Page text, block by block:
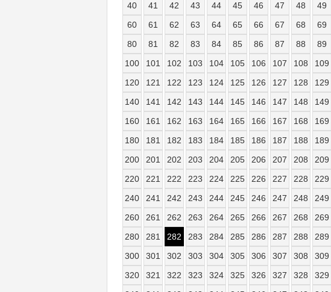
40
41 42 43 44 45 46 47 48 49
60
61 62 63 64 65 66 67 68 69
80
81 82 83 84 85 86 87 88 89
100
101 102 103 104 105 106 107 108 109
120
121 122 123 124 125 126 127 128 129
140
141 142 143 144 145 146 147 148 149
160
161 162 163 164 165 166 167 168 169
180
181 182 183 184 185 186 187 188 189
200
201 202 203 204 205 206 207 208 209
220
221 222 223 224 225 226 227 228 229
240
241 242 243 244 245 246 247 248 249
260
261 262 263 264 265 266 267 268 269
280
281 282 283 284 285 286 287 288 289
300
301 302 303 304 305 306 307 308 309
320
321 322 323 324 325 326 327 328 329